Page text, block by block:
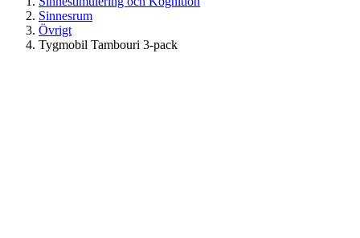
Sinnesrum
Övrigt
Tygmobil Tambouri 3-pack